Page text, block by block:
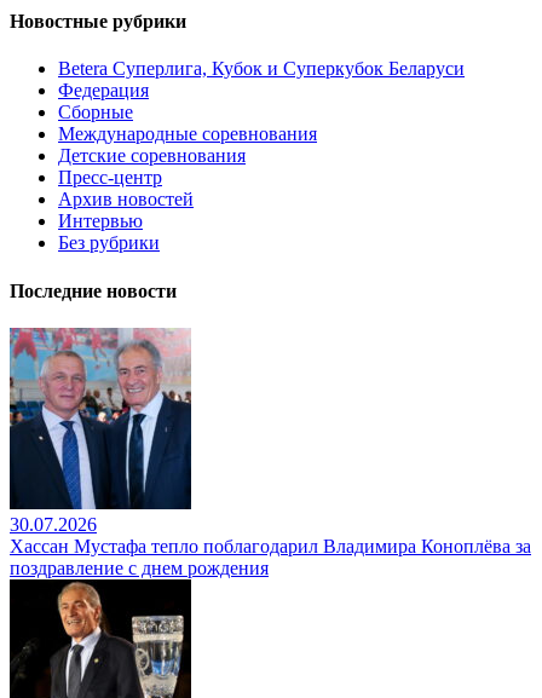
Новостные рубрики
Betera Суперлига, Кубок и Суперкубок Беларуси
Федерация
Сборные
Международные соревнования
Детские соревнования
Пресс-центр
Архив новостей
Интервью
Без рубрики
Последние новости
30.07.2026
Хассан Мустафа тепло поблагодарил Владимира Коноплёва за
поздравление с днем рождения